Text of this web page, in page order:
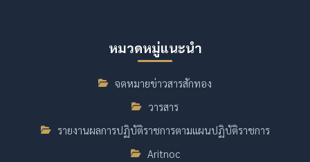
หมวดหมู่แนะนำ
จดหมายข่าวสารสักทอง
วารสาร
รายงานผลการปฏิบัติราชการตามแผนปฏิบัติราชการ
Aritnoc